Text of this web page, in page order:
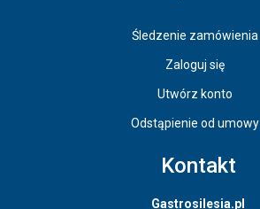
Śledzenie zamówienia
Zaloguj się
Utwórz konto
Odstąpienie od umowy
Kontakt
Gastrosilesia.pl